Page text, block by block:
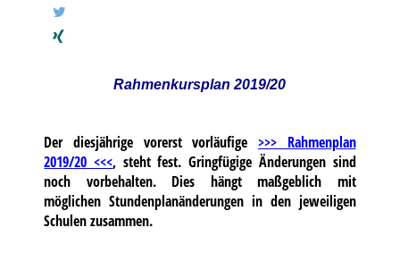
Rahmenkursplan 2019/20
Der diesjährige vorerst vorläufige >>> Rahmenplan
2019/20 <<<, steht fest. Gringfügige Änderungen sind
noch vorbehalten. Dies hängt maßgeblich mit
möglichen Stundenplanänderungen in den jeweiligen
Schulen zusammen.